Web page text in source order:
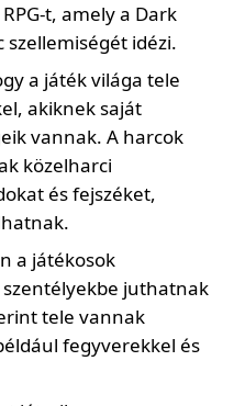
t, amely a Dark
szellemiségét idézi.
a játék világa tele
akiknek saját
vannak. A harcok
közelharci
és fejszéket,
a játékosok
juthatnak
tele vannak
fegyverekkel és